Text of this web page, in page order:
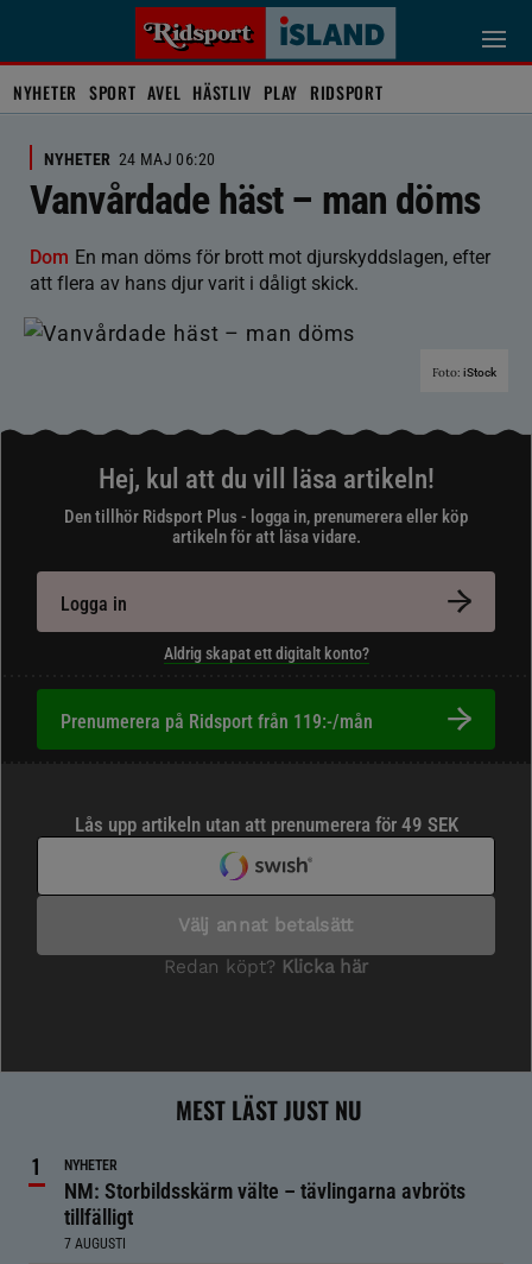
NYHETER SPORT AVEL HÄSTLIV PLAY RIDSPORT
NYHETER 24 MAJ 06:20
Vanvårdade häst – man döms
Dom En man döms för brott mot djurskyddslagen, efter
att flera av hans djur varit i dåligt skick.
Foto: iStock
Hej, kul att du vill läsa artikeln!
Den tillhör Ridsport Plus - logga in, prenumerera eller köp
artikeln för att läsa vidare.
Logga in
Aldrig skapat ett digitalt konto?
Prenumerera på Ridsport från 119:-/mån
MEST LÄST JUST NU
NYHETER
NM: Storbildsskärm välte – tävlingarna avbröts
tillfälligt
7 AUGUSTI